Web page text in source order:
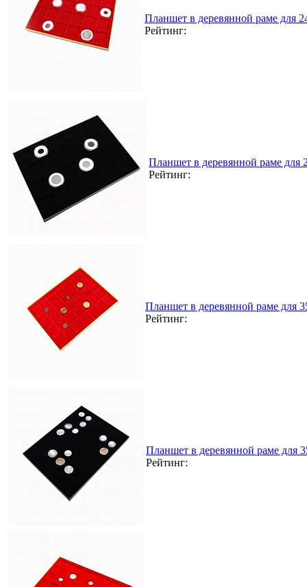
Планшет в деревянной раме
Рейтинг:
Планшет в деревянной раме
Рейтинг:
Планшет в деревянной раме
Рейтинг:
Планшет в деревянной раме
Рейтинг: